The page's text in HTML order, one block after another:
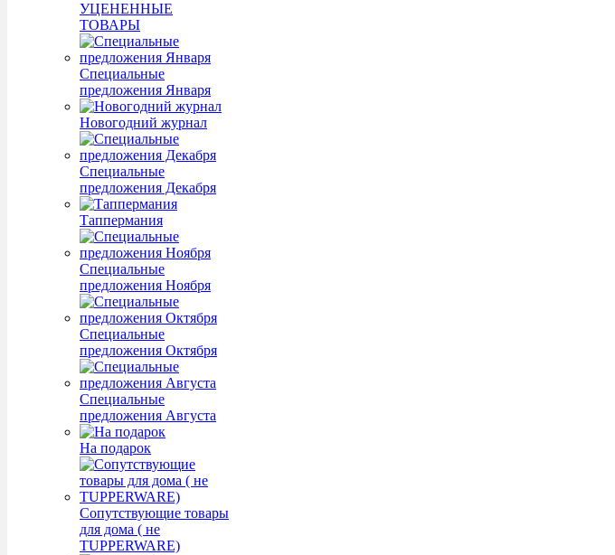
УЦЕНЕННЫЕ
ТОВАРЫ
Специальные
предложения Января
Новогодний журнал
Специальные
предложения Декабря
Таппермания
Специальные
предложения Ноября
Специальные
предложения Октября
Специальные
предложения Августа
На подарок
Сопутствующие товары
для дома ( не
TUPPERWARE)